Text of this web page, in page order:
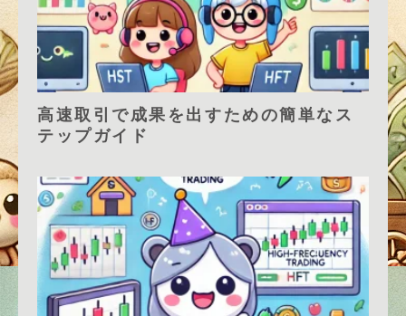
高速取引で成果を出すための簡単なス
テップガイド